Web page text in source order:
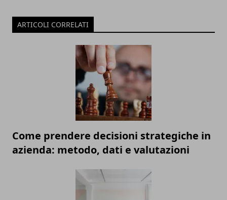
ARTICOLI CORRELATI
Come prendere decisioni strategiche in
azienda: metodo, dati e valutazioni